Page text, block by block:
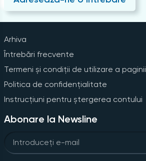
Arhiva
Întrebări frecvente
Termeni și condiții de utilizare a paginii
Politica de confidențialitate
Instrucțiuni pentru ștergerea contului
Abonare la Newsline